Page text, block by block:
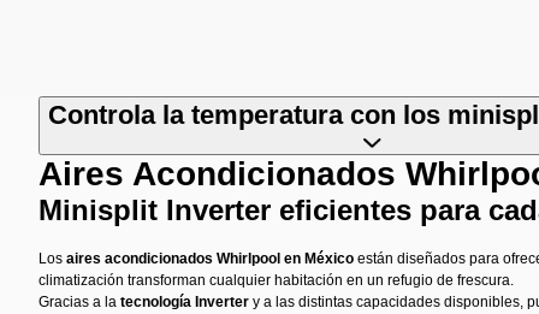
Controla la temperatura con los
Aires Acondicionados
Minisplit Inverter eficientes para
Los aires acondicionados Whirlpool en México están diseñados para
climatización transforman cualquier habitación en un refugio de frescura.
Gracias a la tecnología Inverter y a las distintas capacidades disponibles,